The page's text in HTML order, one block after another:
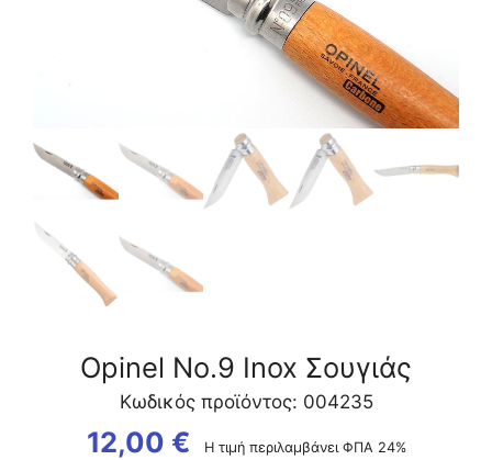
Opinel Νo.9 Inox Σουγιάς
Κωδικός προϊόντος: 004235
12,00 € Η τιμή περιλαμβάνει ΦΠΑ 24%